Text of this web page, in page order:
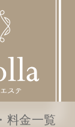
料金一覧